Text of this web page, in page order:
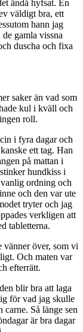
ändå hyfsat. En
väldigt bra, ett
hann jag
gamla vissna
duscha och fixa
saker än vad som
kul i kväll och
roll.
i fyra dagar och
ett tag. Han
på mattan i
hundkiss i
ordning och
och den var ute
tryter och jag
verkligen att
tabletterna.
över, som vi
Och maten var
efterrätt.
blir bra att laga
för vad jag skulle
Så länge sen
är bra dagar